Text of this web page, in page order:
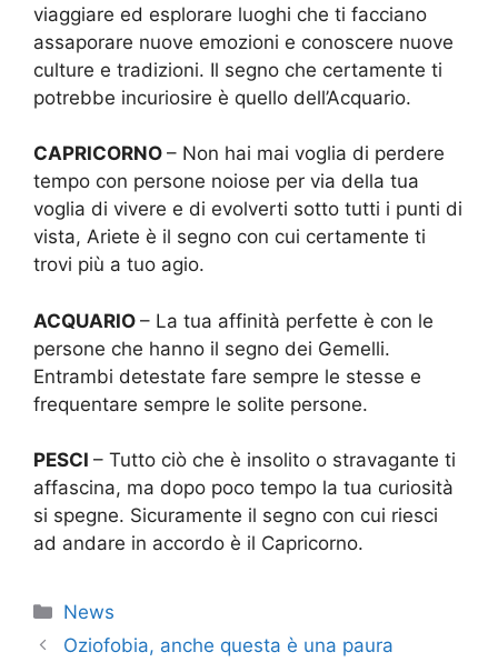
viaggiare ed esplorare luoghi che ti facciano
assaporare nuove emozioni e conoscere nuove
culture e tradizioni. Il segno che certamente ti
potrebbe incuriosire è quello dell’Acquario.
CAPRICORNO – Non hai mai voglia di perdere
tempo con persone noiose per via della tua
voglia di vivere e di evolverti sotto tutti i punti di
vista, Ariete è il segno con cui certamente ti
trovi più a tuo agio.
ACQUARIO – La tua affinità perfette è con le
persone che hanno il segno dei Gemelli.
Entrambi detestate fare sempre le stesse e
frequentare sempre le solite persone.
PESCI – Tutto ciò che è insolito o stravagante ti
affascina, ma dopo poco tempo la tua curiosità
si spegne. Sicuramente il segno con cui riesci
ad andare in accordo è il Capricorno.
Categorie
News
Oziofobia, anche questa è una paura